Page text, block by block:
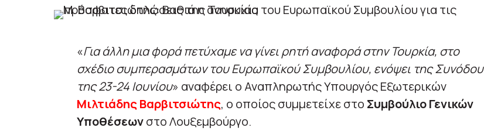
«Για άλλη μια φορά πετύχαμε να γίνει ρητή αναφορά στην Τουρκία, στο
σχέδιο συμπερασμάτων του Ευρωπαϊκού Συμβουλίου, ενόψει της Συνόδου
της 23-24 Ιουνίου» αναφέρει ο Αναπληρωτής Υπουργός Εξωτερικών
Μιλτιάδης Βαρβιτσιώτης, ο οποίος συμμετείχε στο Συμβούλιο Γενικών
Υποθέσεωνστο Λουξεμβούργο.